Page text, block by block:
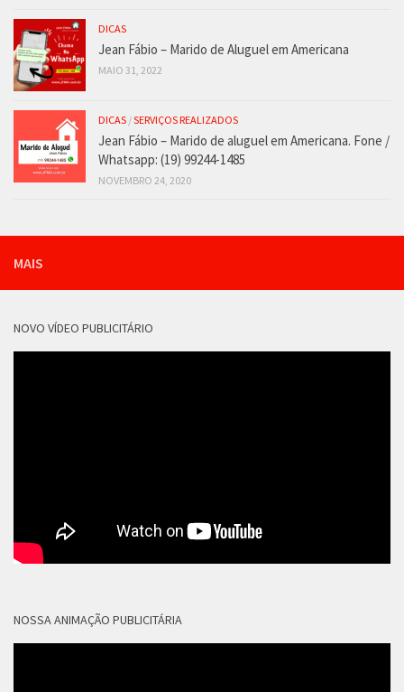
DICAS
Jean Fábio – Marido de Aluguel em Americana
MAIO 31, 2022
DICAS /SERVIÇOS REALIZADOS
Jean Fábio – Marido de aluguel em Americana. Fone /
Whatsapp: (19) 99244-1485
NOVEMBRO 24, 2020
MAIS
NOVO VÍDEO PUBLICITÁRIO
NOSSA ANIMAÇÃO PUBLICITÁRIA